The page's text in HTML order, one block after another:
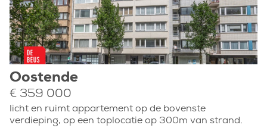
Oostende
€ 359 000
licht en ruimt appartement op de bovenste
verdieping, op een toplocatie op 300m van strand.